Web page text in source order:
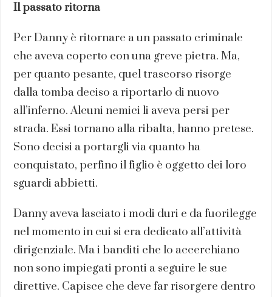
Il passato ritorna
Per Danny è ritornare a un passato criminale
che aveva coperto con una greve pietra. Ma,
per quanto pesante, quel trascorso risorge
dalla tomba deciso a riportarlo di nuovo
all’inferno. Alcuni nemici li aveva persi per
strada. Essi tornano alla ribalta, hanno pretese.
Sono decisi a portargli via quanto ha
conquistato, perfino il figlio è oggetto dei loro
sguardi abbietti.
Danny aveva lasciato i modi duri e da fuorilegge
nel momento in cui si era dedicato all’attività
dirigenziale. Ma i banditi che lo accerchiano
non sono impiegati pronti a seguire le sue
direttive. Capisce che deve far risorgere dentro